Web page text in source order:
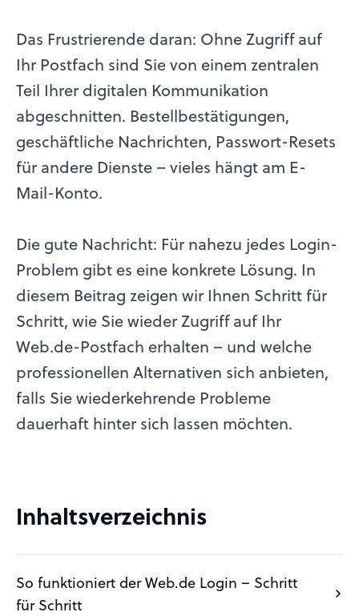
Das Frustrierende daran: Ohne Zugriff auf
Ihr Postfach sind Sie von einem zentralen
Teil Ihrer digitalen Kommunikation
abgeschnitten. Bestellbestätigungen,
geschäftliche Nachrichten, Passwort-Resets
für andere Dienste – vieles hängt am E-
Mail-Konto.
Die gute Nachricht: Für nahezu jedes Login-
Problem gibt es eine konkrete Lösung. In
diesem Beitrag zeigen wir Ihnen Schritt für
Schritt, wie Sie wieder Zugriff auf Ihr
Web.de-Postfach erhalten – und welche
professionellen Alternativen sich anbieten,
falls Sie wiederkehrende Probleme
dauerhaft hinter sich lassen möchten.
Inhaltsverzeichnis
So funktioniert der Web.de Login – Schritt
für Schritt